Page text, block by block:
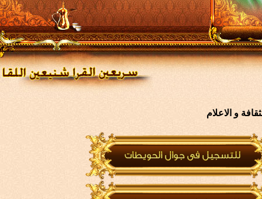
و الاعلام